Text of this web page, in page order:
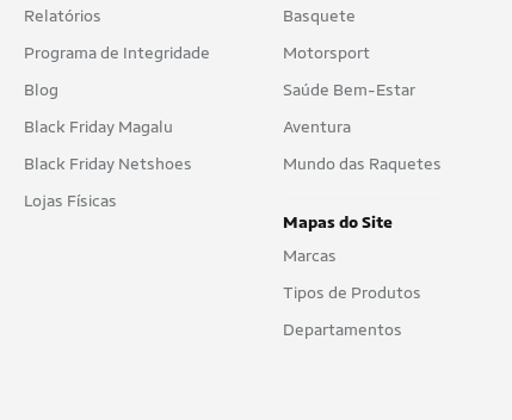
Relatórios
Programa de Integridade
Blog
Black Friday Magalu
Black Friday Netshoes
Lojas Físicas
Basquete
Motorsport
Saúde Bem-Estar
Aventura
Mundo das Raquetes
Mapas do Site
Marcas
Tipos de Produtos
Departamentos